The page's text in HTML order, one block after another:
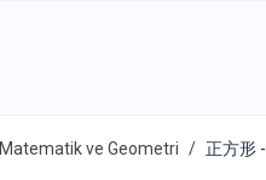
Matematik ve Geometri 正方形